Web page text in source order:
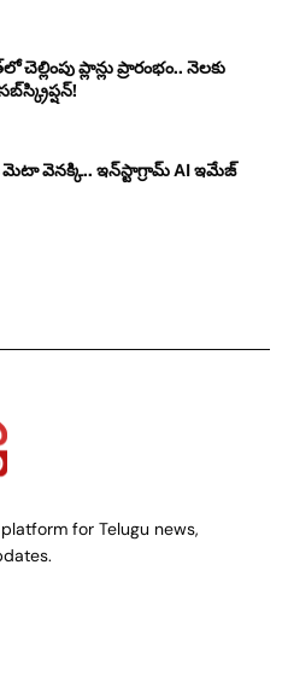
ప్లాన్లు ప్రారంభం.. నెలకు
మెటా వెనక్కి.. ఇన్‌స్టాగ్రామ్ AI ఇమేజ్
for Telugu news,